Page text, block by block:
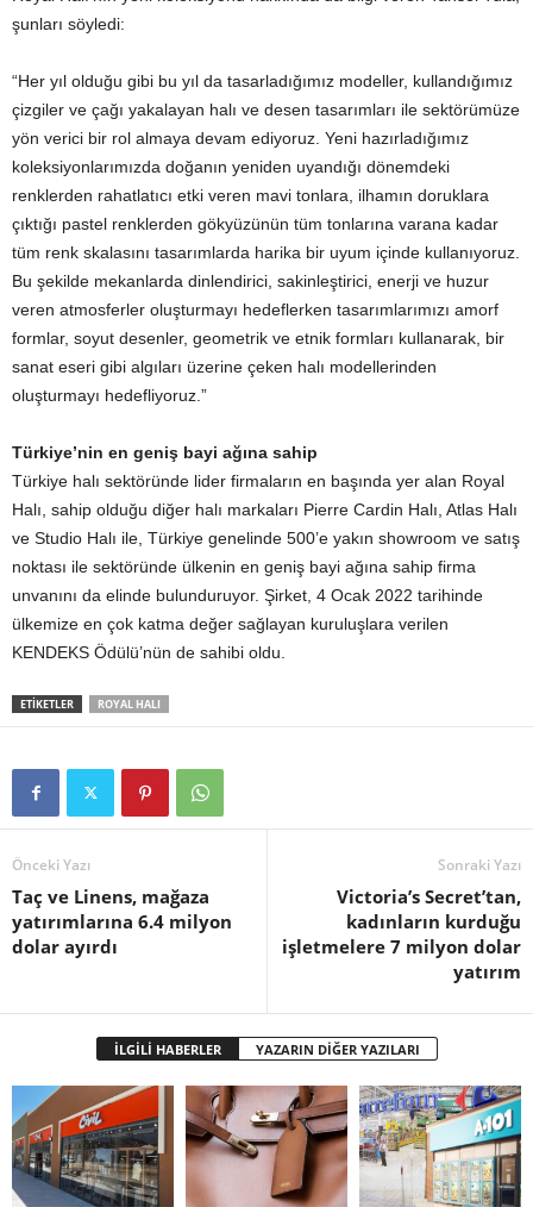
şunları söyledi:
“Her yıl olduğu gibi bu yıl da tasarladığımız modeller, kullandığımız
çizgiler ve çağı yakalayan halı ve desen tasarımları ile sektörümüze
yön verici bir rol almaya devam ediyoruz. Yeni hazırladığımız
koleksiyonlarımızda doğanın yeniden uyandığı dönemdeki
renklerden rahatlatıcı etki veren mavi tonlara, ilhamın doruklara
çıktığı pastel renklerden gökyüzünün tüm tonlarına varana kadar
tüm renk skalasını tasarımlarda harika bir uyum içinde kullanıyoruz.
Bu şekilde mekanlarda dinlendirici, sakinleştirici, enerji ve huzur
veren atmosferler oluşturmayı hedeflerken tasarımlarımızı amorf
formlar, soyut desenler, geometrik ve etnik formları kullanarak, bir
sanat eseri gibi algıları üzerine çeken halı modellerinden
oluşturmayı hedefliyoruz.”
Türkiye’nin en geniş bayi ağına sahip
Türkiye halı sektöründe lider firmaların en başında yer alan Royal
Halı, sahip olduğu diğer halı markaları Pierre Cardin Halı, Atlas Halı
ve Studio Halı ile, Türkiye genelinde 500’e yakın showroom ve satış
noktası ile sektöründe ülkenin en geniş bayi ağına sahip firma
unvanını da elinde bulunduruyor. Şirket, 4 Ocak 2022 tarihinde
ülkemize en çok katma değer sağlayan kuruluşlara verilen
KENDEKS Ödülü’nün de sahibi oldu.
ETİKETLER ROYAL HALI
Önceki Yazı
Taç ve Linens, mağaza
yatırımlarına 6.4 milyon
dolar ayırdı
Sonraki Yazı
Victoria’s Secret’tan,
kadınların kurduğu
işletmelere 7 milyon dolar
yatırım
İLGİLİ HABERLER YAZARIN DİĞER YAZILARI